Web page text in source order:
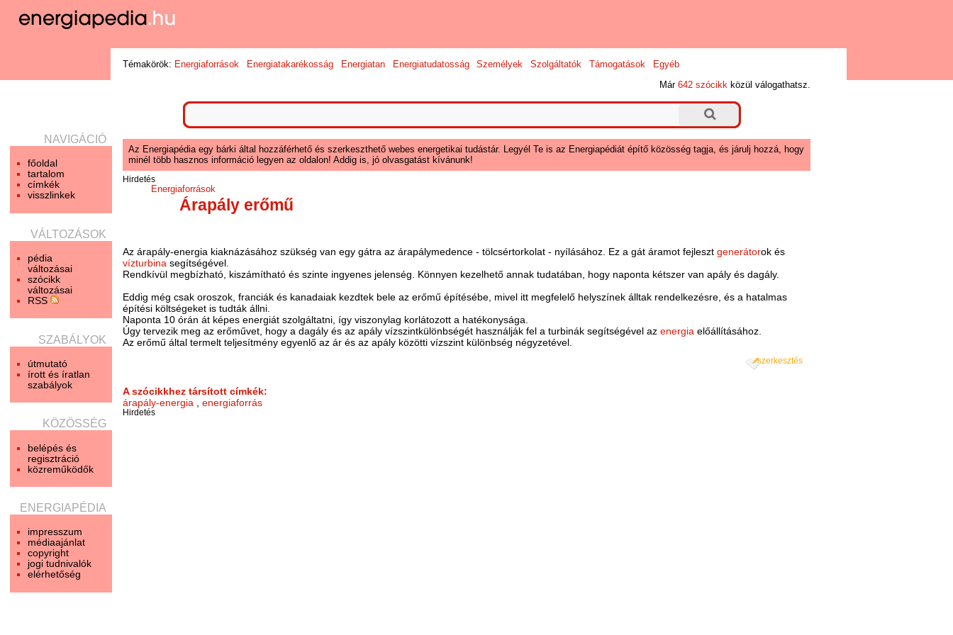
NAVIGÁCIÓ
főoldal
tartalom
címkék
visszlinkek
VÁLTOZÁSOK
pédia
változásai
szócikk
változásai
RSS
SZABÁLYOK
útmutató
írott és íratlan
szabályok
KÖZÖSSÉG
belépés és
regisztráció
közreműködők
ENERGIAPÉDIA
impresszum
médiaajánlat
copyright
jogi tudnivalók
elérhetőség
Témakörök: Energiaforrások Energiatakarékosság Energiatan Energiatudatosság Személyek Szolgáltatók Támogatások
Egyéb
Már642 szócikk közül válogathatsz.
Az Energiapédia egy bárki által hozzáférhető és szerkeszthető webes energetikai tudástár. Legyél Te is az Energiapédiát építő közösség tagja, és járulj hozzá, hogy
minél több hasznos információ legyen az oldalon! Addig is, jó olvasgatást kívánunk!
Hirdetés
Energiaforrások
Árapály erőmű
Az árapály-energia kiaknázásához szükség van egy gátra az árapálymedence - tölcsértorkolat - nyílásához. Ez a gát áramot fejlesztgenerátorok és
vízturbina segítségével.
Rendkívül megbízható, kiszámítható és szinte ingyenes jelenség. Könnyen kezelhető annak tudatában, hogy naponta kétszer van apály és dagály.
Eddig még csak oroszok, franciák és kanadaiak kezdtek bele az erőmű építésébe, mivel itt megfelelő helyszínek álltak rendelkezésre, és a hatalmas
építési költségeket is tudták állni.
Naponta 10 órán át képes energiát szolgáltatni, így viszonylag korlátozott a hatékonysága.
Úgy tervezik meg az erőművet, hogy a dagály és az apály vízszintkülönbségét használják fel a turbinák segítségével azenergia előállításához.
Az erőmű által termelt teljesítmény egyenlő az ár és az apály közötti vízszint különbség négyzetével.
szerkesztés
A szócikkhez társított címkék:
árapály-energia ,energiaforrás
Hirdetés